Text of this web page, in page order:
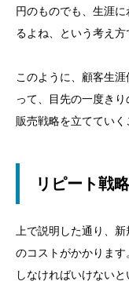
円のものでも、生涯
るよね、という考え方
このように、顧客生
って、目先の一度き
販売戦略を立てていく
リピート戦
上で説明した通り、
のコストがかかりま
しなければいけないと